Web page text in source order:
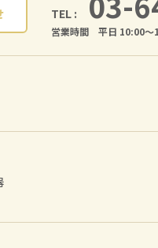
TEL :
営業時間 平日 10:00〜